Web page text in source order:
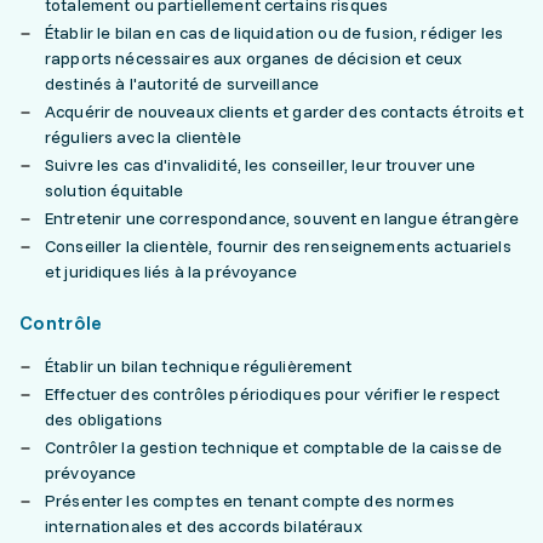
totalement ou partiellement certains risques
Établir le bilan en cas de liquidation ou de fusion, rédiger les
rapports nécessaires aux organes de décision et ceux
destinés à l'autorité de surveillance
Acquérir de nouveaux clients et garder des contacts étroits et
réguliers avec la clientèle
Suivre les cas d'invalidité, les conseiller, leur trouver une
solution équitable
Entretenir une correspondance, souvent en langue étrangère
Conseiller la clientèle, fournir des renseignements actuariels
et juridiques liés à la prévoyance
Contrôle
Établir un bilan technique régulièrement
Effectuer des contrôles périodiques pour vérifier le respect
des obligations
Contrôler la gestion technique et comptable de la caisse de
prévoyance
Présenter les comptes en tenant compte des normes
internationales et des accords bilatéraux